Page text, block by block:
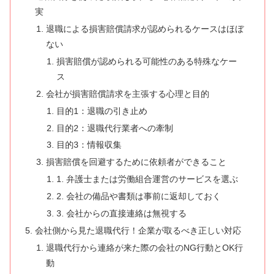
実
退職による損害賠償請求が認められるケースはほぼ
ない
損害賠償が認められる可能性のある特殊なケー
ス
会社が損害賠償請求を主張する心理と目的
目的1：退職の引き止め
目的2：退職代行業者への牽制
目的3：情報収集
損害賠償を回避するために依頼者ができること
1. 弁護士または労働組合運営のサービスを選ぶ
2. 会社の備品や書類は事前に返却しておく
3. 会社からの直接連絡は無視する
会社側から見た退職代行！企業が取るべき正しい対応
退職代行から連絡が来た際の会社のNG行動とOK行
動